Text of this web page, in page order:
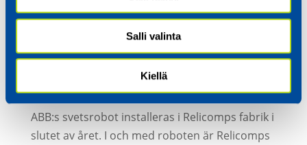
Salli valinta
Kiellä
avancerade former med bättre kvalitet än
tidigare och leverera beställningarna
snabbare. Vi har hela leveranskedjan i våra
egna händer, sammanfattar
produktionschefenArto Pitkämö
ABB:s svetsrobot installeras i Relicomps fabrik i
slutet av året. I och med roboten är Relicomps